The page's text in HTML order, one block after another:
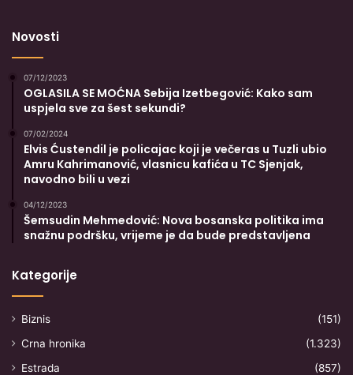
Novosti
07/12/2023
OGLASILA SE MOĆNA Sebija Izetbegović: Kako sam
uspjela sve za šest sekundi?
07/02/2024
Elvis Ćustendil je policajac koji je večeras u Tuzli ubio
Amru Kahrimanović, vlasnicu kafića u TC Sjenjak,
navodno bili u vezi
04/12/2023
Šemsudin Mehmedović: Nova bosanska politika ima
snažnu podršku, vrijeme je da bude predstavljena
Kategorije
Biznis
(151)
Crna hronika
(1.323)
Estrada
(857)